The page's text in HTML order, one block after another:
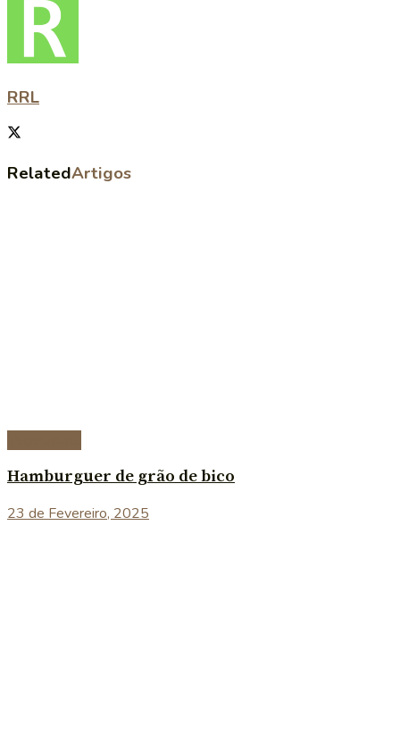
RRL
RelatedArtigos
Hamburguer de grão de bico
23 de Fevereiro, 2025